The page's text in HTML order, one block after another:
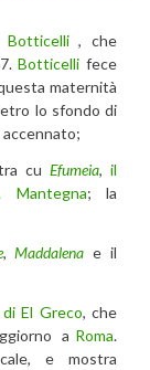
Botticelli, che
Botticelli fece
maternità
lo sfondo di
accennato;
cuEfumeia, il
Mantegna; la
,Maddalena e il
El Greco, che
a Roma.
e mostra